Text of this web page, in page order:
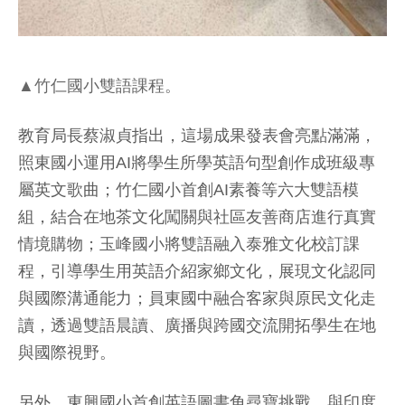
▲竹仁國小雙語課程。
教育局長蔡淑貞指出，這場成果發表會亮點滿滿，
照東國小運用AI將學生所學英語句型創作成班級專
屬英文歌曲；竹仁國小首創AI素養等六大雙語模
組，結合在地茶文化闖關與社區友善商店進行真實
情境購物；玉峰國小將雙語融入泰雅文化校訂課
程，引導學生用英語介紹家鄉文化，展現文化認同
與國際溝通能力；員東國中融合客家與原民文化走
讀，透過雙語晨讀、廣播與跨國交流開拓學生在地
與國際視野。